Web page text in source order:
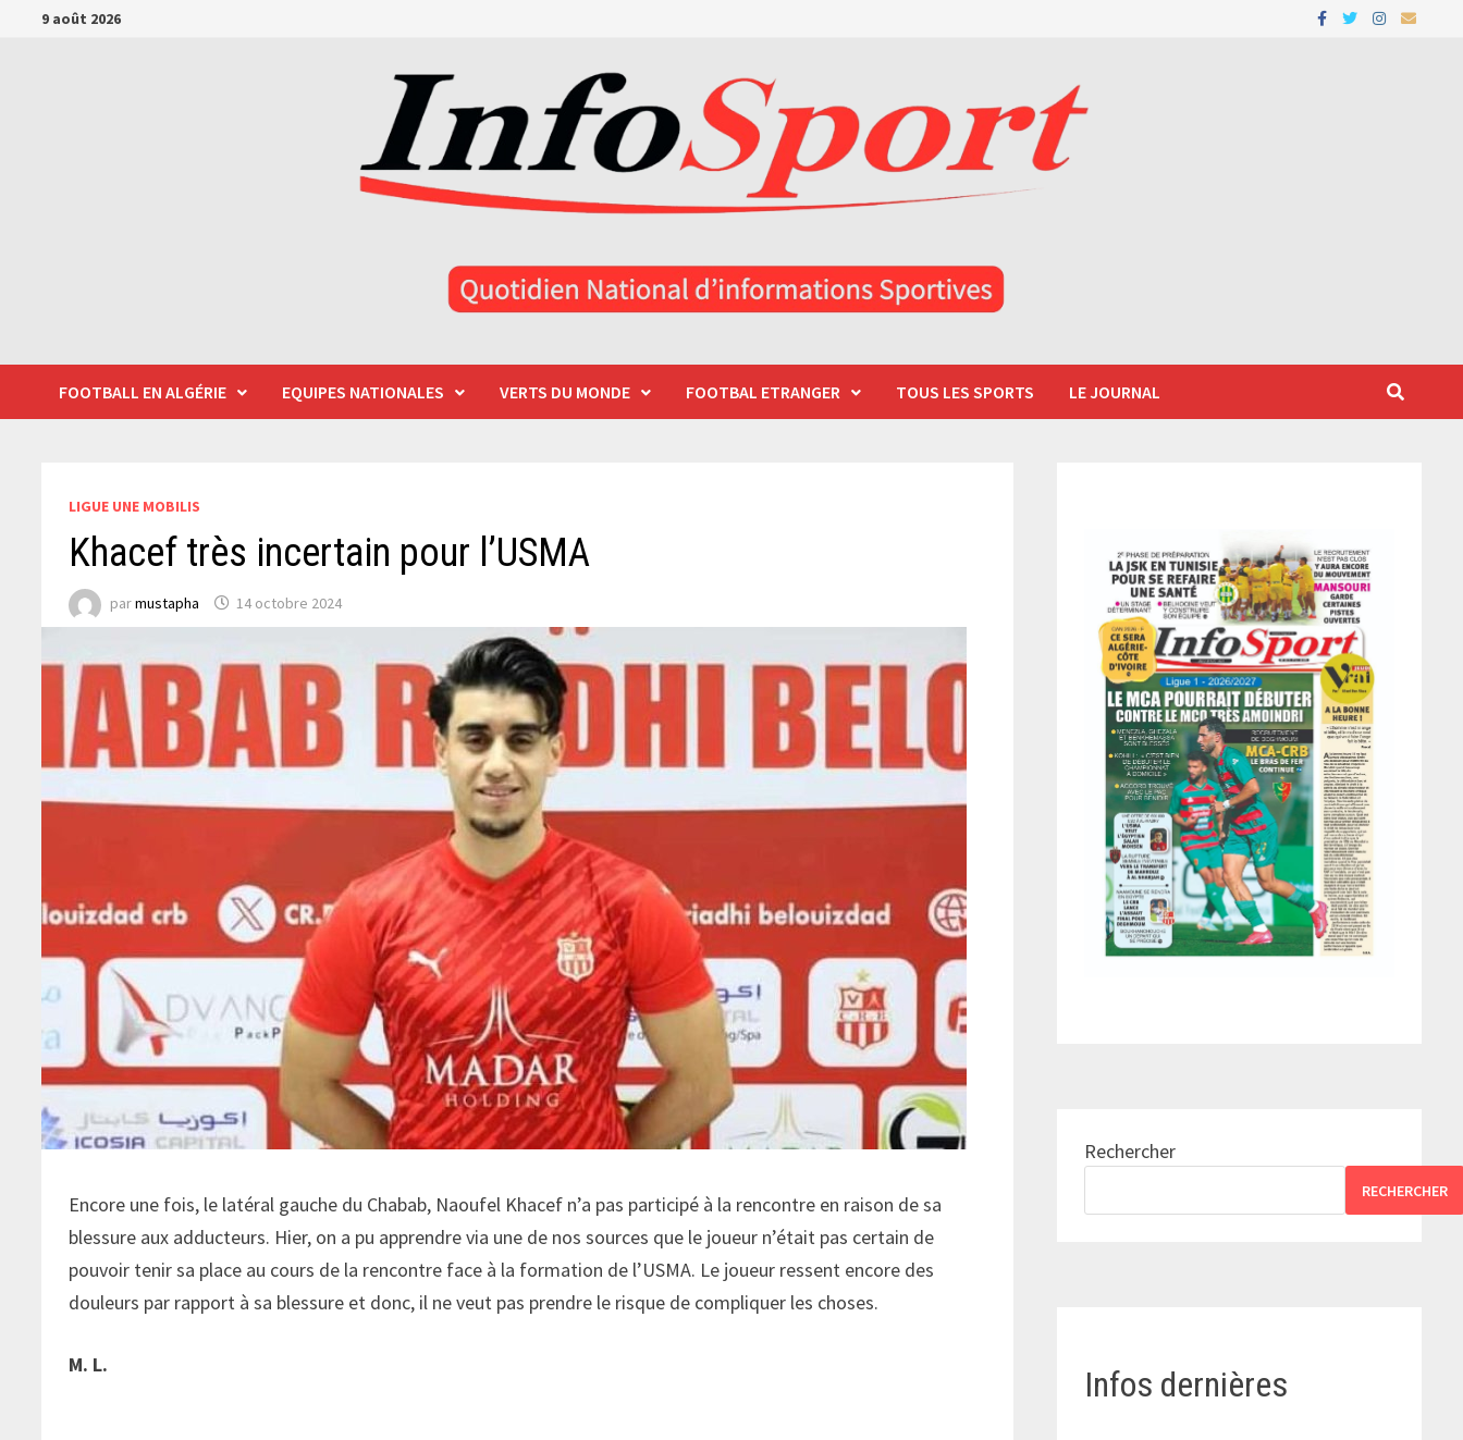
Passer9 août 2026
FOOTBALL EN ALGÉRIE EQUIPES NATIONALES VERTS DU MONDE FOOTBAL ETRANGER TOUS LES SPORTS LE JOURNAL
LIGUE UNE MOBILIS
Khacef très incertain pour l’USMA
parmustapha 14 octobre 2024
Encore une fois, le latéral gauche du Chabab, Naoufel Khacef n’a pas participé à la rencontre en raison de sa
blessure aux adducteurs. Hier, on a pu apprendre via une de nos sources que le joueur n’était pas certain de
pouvoir tenir sa place au cours de la rencontre face à la formation de l’USMA. Le joueur ressent encore des
douleurs par rapport à sa blessure et donc, il ne veut pas prendre le risque de compliquer les choses.
M. L.
Rechercher
RECHERCHER
Infos dernières